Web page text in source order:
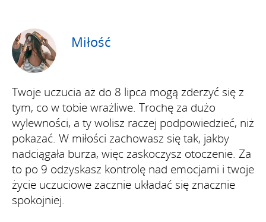
Miłość
Twoje uczucia aż do 8 lipca mogą zderzyć się z
tym, co w tobie wrażliwe. Trochę za dużo
wylewności, a ty wolisz raczej podpowiedzieć, niż
pokazać. W miłości zachowasz się tak, jakby
nadciągała burza, więc zaskoczysz otoczenie. Za
to po 9 odzyskasz kontrolę nad emocjami i twoje
życie uczuciowe zacznie układać się znacznie
spokojniej.